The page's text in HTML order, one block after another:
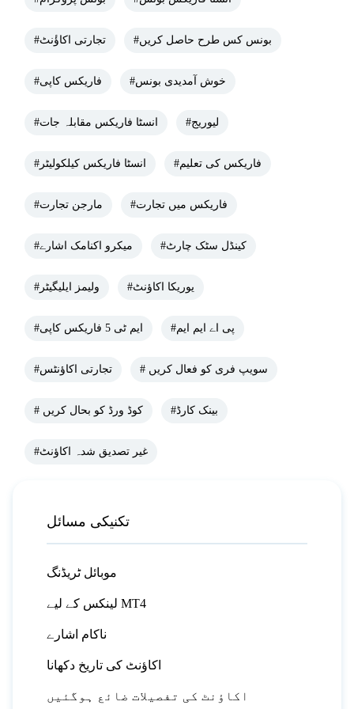
#تجارتی اکاؤٔنٹ #بونس کس طرح حاصل کریں
#فاریکس کاپی #خوش آمدیدی بونس
#انسٹا فاریکس مقابلہ جات #لیوریج
#انسٹا فاریکس کیلکولیٹر #فاریکس کی تعلیم
#مارجن تجارت #فاریکس میں تجارت
#میکرو اکنامک اشارے #کینڈل سٹک چارٹ
#ولیمز ایلیگیٹر #یوریکا اکاؤنٹ
#ایم ٹی 5 فاریکس کاپی #پی اے ایم ایم
#تجارتی اکاؤنٹس # سویپ فری کو فعال کریں
# کوڈ ورڈ کو بحال کریں #بینک کارڈ
#غیر تصدیق شدہ اکاؤنٹ
تکنیکی مسائل
موبائل ٹریڈنگ
لینکس کے لیے MT4
ناکام اشارے
اکاؤنٹ کی تاریخ دکھانا
اکاؤنٹ کی تفصیلات ضائع ہوگئیں